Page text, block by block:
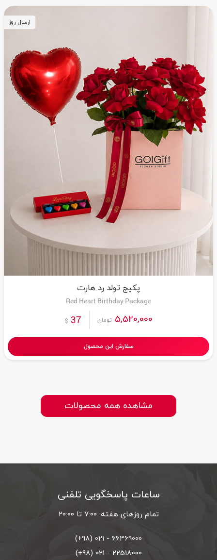
پکیج تولد رد هارت
Red Heart Birthday Package
5,520,000 تومان 37
$
سفارش این محصول
ارسال روز
مشاهده همه محصولات
ساعات پاسخگویی تلفنی
تمام روزهای هفته: ۷:۰۰ تا ۲۰:۰۰
66369000 - 021 (98+)
22518000 - 021 (98+)